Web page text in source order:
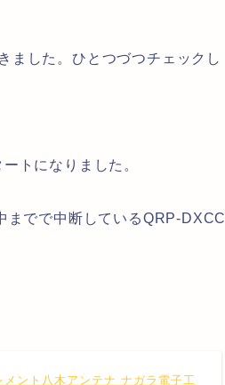
ました。ひとつづつチェックし
トになりました。
までで中断しているQRP-DXCC
ント八木アンテナ ナガラ電子工